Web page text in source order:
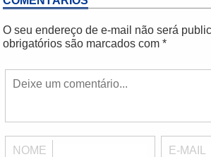
O seu endereço de e-mail não será
obrigatórios são marcados com *
NOME E-MAIL